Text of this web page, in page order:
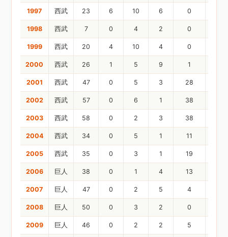
1997 西武 23 6 10 6 0
1998 西武 7 0 4 2 0
1999 西武 20 4 10 4 0
2000 西武 26 1 5 9 1
2001 西武 47 0 5 3 28
2002 西武 57 0 6 1 38
2003 西武 58 0 2 3 38
2004 西武 34 0 5 1 11
2005 西武 35 0 3 1 19
2006 巨人 38 0 1 4 13
2007 巨人 47 0 2 5 4
2008 巨人 50 0 3 2 0
2009 巨人 46 0 2 2 5